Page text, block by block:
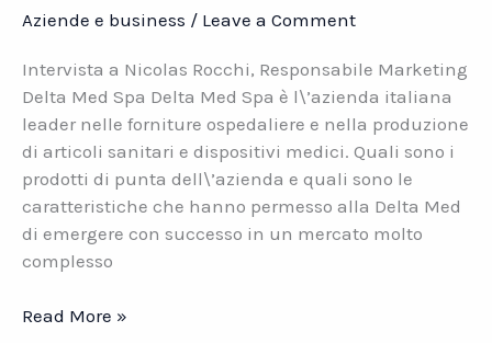
Aziende e business / Leave a Comment
Intervista a Nicolas Rocchi, Responsabile Marketing
Delta Med Spa Delta Med Spa è l\’azienda italiana
leader nelle forniture ospedaliere e nella produzione
di articoli sanitari e dispositivi medici. Quali sono i
prodotti di punta dell\’azienda e quali sono le
caratteristiche che hanno permesso alla Delta Med
di emergere con successo in un mercato molto
complesso
Delta
Read More »